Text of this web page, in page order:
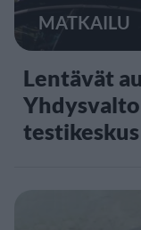
MATKAILU
Lentävät
testikeskus